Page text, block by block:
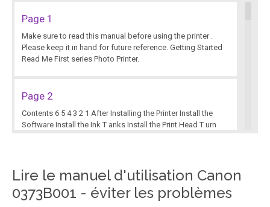
Page 1
Make sure to read this manual before using the printer .
Please keep it in hand for future reference. Getting Started
Read Me First series Photo Printer.
Page 2
Contents 6 5 4 3 2 1 After Installing the Printer Install the
Software Install the Ink T anks Install the Print Head T urn
Page 3
1 Symbols ■ The following symbols are used to mark
important instructions. Observe these instructions. Model
Lire le manuel d'utilisation Canon
0373B001 - éviter les problèmes